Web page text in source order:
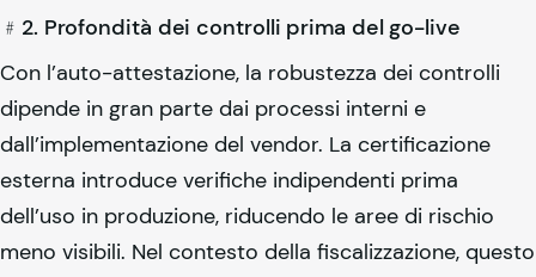
﹟2. Profondità dei controlli prima del go-live
Con l’auto-attestazione, la robustezza dei controlli
dipende in gran parte dai processi interni e
dall’implementazione del vendor. La certificazione
esterna introduce verifiche indipendenti prima
dell’uso in produzione, riducendo le aree di rischio
meno visibili. Nel contesto della fiscalizzazione, questo